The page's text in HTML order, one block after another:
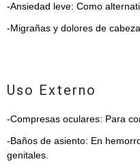
-Ansiedad leve: Como
-Migrañas y dolores de cabeza.
Uso Externo
-Compresas oculares: Para
-Baños de asiento: En
genitales.